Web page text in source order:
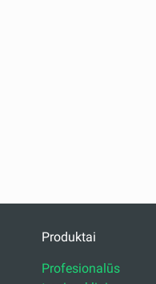
Produktai
Profesionalūs